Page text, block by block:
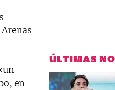
en
ÚLTIMAS